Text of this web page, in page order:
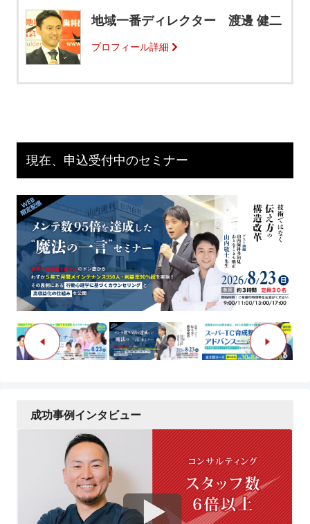
地域一番ディレクター 渡邊 健二
プロフィール詳細
現在、申込受付中のセミナー
成功事例インタビュー